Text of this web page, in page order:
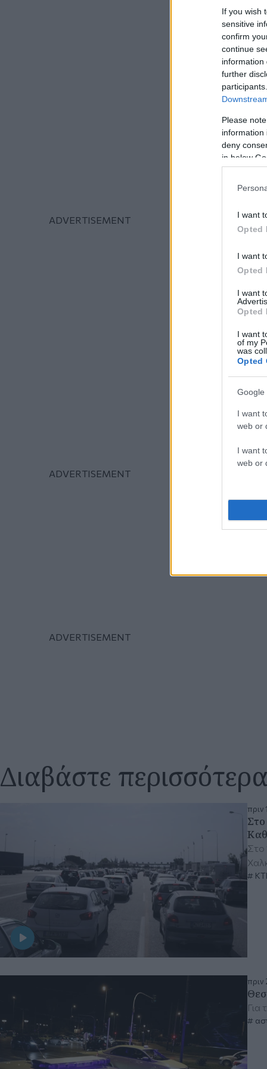
If you wish
sensitive
confirm
continue
information
further
Please
information
deny
in below
I want
Opted
I want
Opted
I want
Opted
I want
of my
was
Opted
Google
I want
web or
I want
web or
Διαβάστε περισσότερα
πριν
Στο
πριν
Για